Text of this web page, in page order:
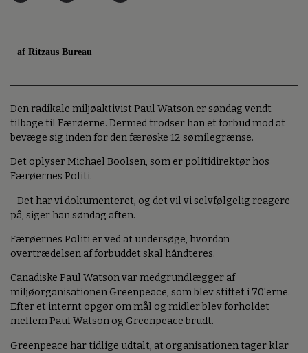
af Ritzaus Bureau
Den radikale miljøaktivist Paul Watson er søndag vendt
tilbage til Færøerne. Dermed trodser han et forbud mod at
bevæge sig inden for den færøske 12 sømilegrænse.
Det oplyser Michael Boolsen, som er politidirektør hos
Færøernes Politi.
- Det har vi dokumenteret, og det vil vi selvfølgelig reagere
på, siger han søndag aften.
Færøernes Politi er ved at undersøge, hvordan
overtrædelsen af forbuddet skal håndteres.
Canadiske Paul Watson var medgrundlægger af
miljøorganisationen Greenpeace, som blev stiftet i 70'erne.
Efter et internt opgør om mål og midler blev forholdet
mellem Paul Watson og Greenpeace brudt.
Greenpeace har tidlige udtalt, at organisationen tager klar